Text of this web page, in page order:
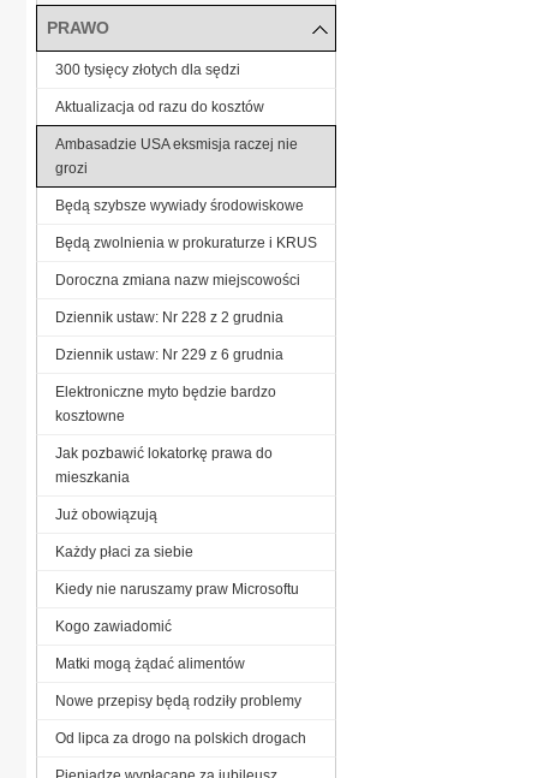
PRAWO
300 tysięcy złotych dla sędzi
Aktualizacja od razu do kosztów
Ambasadzie USA eksmisja raczej nie
grozi
Będą szybsze wywiady środowiskowe
Będą zwolnienia w prokuraturze i KRUS
Doroczna zmiana nazw miejscowości
Dziennik ustaw: Nr 228 z 2 grudnia
Dziennik ustaw: Nr 229 z 6 grudnia
Elektroniczne myto będzie bardzo
kosztowne
Jak pozbawić lokatorkę prawa do
mieszkania
Już obowiązują
Każdy płaci za siebie
Kiedy nie naruszamy praw Microsoftu
Kogo zawiadomić
Matki mogą żądać alimentów
Nowe przepisy będą rodziły problemy
Od lipca za drogo na polskich drogach